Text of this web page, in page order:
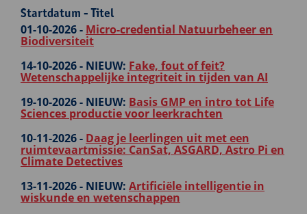
Startdatum - Titel
01-10-2026 - Micro-credential Natuurbeheer en
Biodiversiteit
14-10-2026 - NIEUW: Fake, fout of feit?
Wetenschappelijke integriteit in tijden van AI
19-10-2026 - NIEUW: Basis GMP en intro tot Life
Sciences productie voor leerkrachten
10-11-2026 - Daag je leerlingen uit met een
ruimtevaartmissie: CanSat, ASGARD, Astro Pi en
Climate Detectives
13-11-2026 - NIEUW: Artificiële intelligentie in
wiskunde en wetenschappen